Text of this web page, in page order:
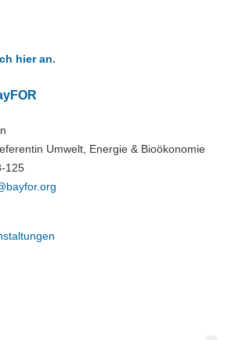
hier an.
Umwelt, Energie & Bioökonomie
125
bayfor.org